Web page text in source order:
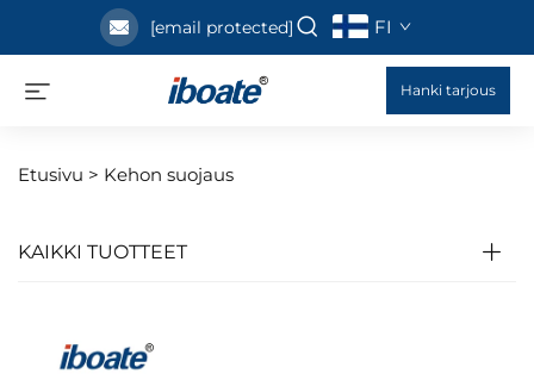
[email protected] FI
Hanki tarjous
Etusivu > Kehon suojaus
KAIKKI TUOTTEET